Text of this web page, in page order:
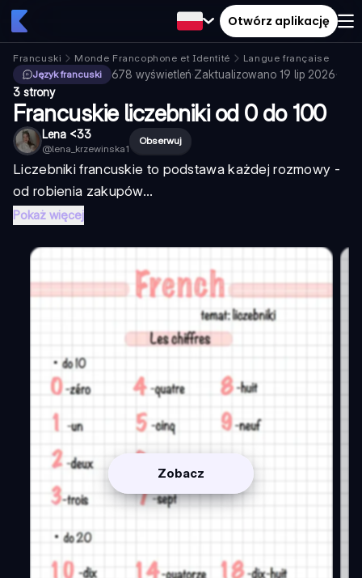
Otwórz aplikację
Francuski Monde Francophone et Identité
Langue française
Język francuski
678 wyświetleń·Zaktualizowano 19 lip 2026·
3 strony
Francuskie liczebniki od 0 do 100
Lena <33
@lena_krzewinska1
Obserwuj
Liczebniki francuskie to podstawa każdej rozmowy -
od robienia zakupów...
Pokaż więcej
Zobacz